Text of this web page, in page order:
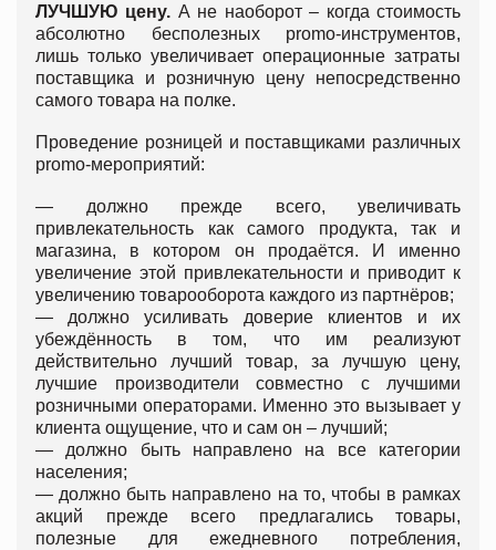
ЛУЧШУЮ цену. А не наоборот – когда стоимость
абсолютно бесполезных promo-инструментов,
лишь только увеличивает операционные затраты
поставщика и розничную цену непосредственно
самого товара на полке.
Проведение розницей и поставщиками различных
promo-мероприятий:
— должно прежде всего, увеличивать
привлекательность как самого продукта, так и
магазина, в котором он продаётся. И именно
увеличение этой привлекательности и приводит к
увеличению товарооборота каждого из партнёров;
— должно усиливать доверие клиентов и их
убеждённость в том, что им реализуют
действительно лучший товар, за лучшую цену,
лучшие производители совместно с лучшими
розничными операторами. Именно это вызывает у
клиента ощущение, что и сам он – лучший;
— должно быть направлено на все категории
населения;
— должно быть направлено на то, чтобы в рамках
акций прежде всего предлагались товары,
полезные для ежедневного потребления,